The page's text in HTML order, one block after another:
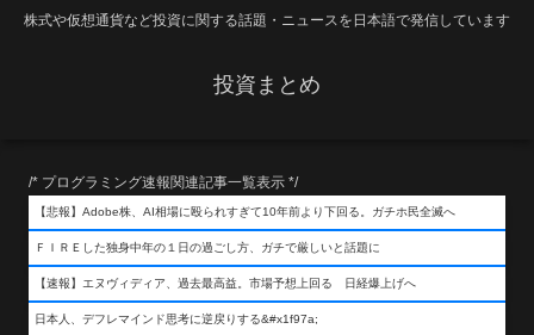
株式や仮想通貨など投資に関する話題・ニュースを日本語で発信しています
投資まとめ
/* プログラミング速報関連記事一覧表示 */
【悲報】Adobe株、AI相場に殴られすぎて10年前より下回る。ガチホ民全滅へ
ＦＩＲＥした独身中年の１日の過ごし方、ガチで厳しいと話題に
【速報】エヌヴィディア、過去最高益。市場予想上回る 日経爆上げへ
日本人、デフレマインド思考に逆戻りする&#x1f97a;